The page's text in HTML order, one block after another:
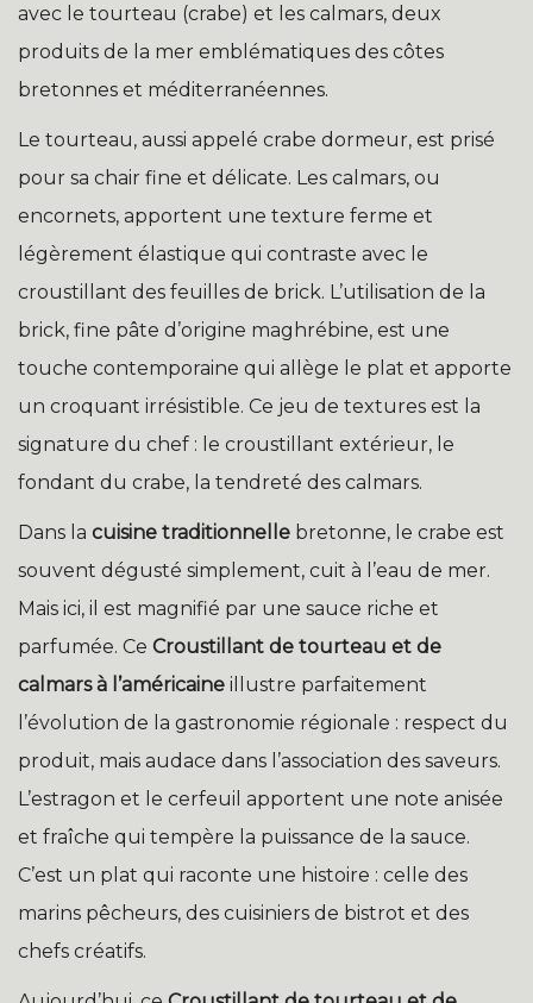
avec le tourteau (crabe) et les calmars, deux
produits de la mer emblématiques des côtes
bretonnes et méditerranéennes.
Le tourteau, aussi appelé crabe dormeur, est prisé
pour sa chair fine et délicate. Les calmars, ou
encornets, apportent une texture ferme et
légèrement élastique qui contraste avec le
croustillant des feuilles de brick. L’utilisation de la
brick, fine pâte d’origine maghrébine, est une
touche contemporaine qui allège le plat et apporte
un croquant irrésistible. Ce jeu de textures est la
signature du chef : le croustillant extérieur, le
fondant du crabe, la tendreté des calmars.
Dans la cuisine traditionnelle bretonne, le crabe est
souvent dégusté simplement, cuit à l’eau de mer.
Mais ici, il est magnifié par une sauce riche et
parfumée. Ce Croustillant de tourteau et de
calmars à l’américaine illustre parfaitement
l’évolution de la gastronomie régionale : respect du
produit, mais audace dans l’association des saveurs.
L’estragon et le cerfeuil apportent une note anisée
et fraîche qui tempère la puissance de la sauce.
C’est un plat qui raconte une histoire : celle des
marins pêcheurs, des cuisiniers de bistrot et des
chefs créatifs.